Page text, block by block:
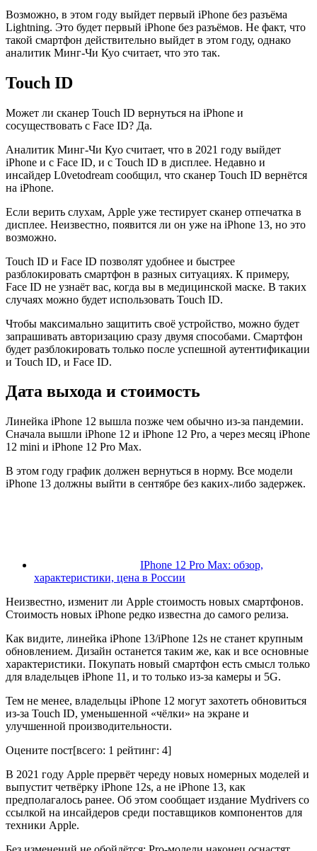
Возможно, в этом году выйдет первый iPhone без разъёма
Lightning. Это будет первый iPhone без разъёмов. Не факт, что
такой смартфон действительно выйдет в этом году, однако
аналитик Минг-Чи Куо считает, что это так.
Touch ID
Может ли сканер Touch ID вернуться на iPhone и
сосуществовать с Face ID? Да.
Аналитик Минг-Чи Куо считает, что в 2021 году выйдет
iPhone и с Face ID, и с Touch ID в дисплее. Недавно и
инсайдер L0vetodream сообщил, что сканер Touch ID вернётся
на iPhone.
Если верить слухам, Apple уже тестирует сканер отпечатка в
дисплее. Неизвестно, появится ли он уже на iPhone 13, но это
возможно.
Touch ID и Face ID позволят удобнее и быстрее
разблокировать смартфон в разных ситуациях. К примеру,
Face ID не узнаёт вас, когда вы в медицинской маске. В таких
случаях можно будет использовать Touch ID.
Чтобы максимально защитить своё устройство, можно будет
запрашивать авторизацию сразу двумя способами. Смартфон
будет разблокировать только после успешной аутентификации
и Touch ID, и Face ID.
Дата выхода и стоимость
Линейка iPhone 12 вышла позже чем обычно из-за пандемии.
Сначала вышли iPhone 12 и iPhone 12 Pro, а через месяц iPhone
12 mini и iPhone 12 Pro Max.
В этом году график должен вернуться в норму. Все модели
iPhone 13 должны выйти в сентябре без каких-либо задержек.
IPhone 12 Pro Max: обзор,
характеристики, цена в России
Неизвестно, изменит ли Apple стоимость новых смартфонов.
Стоимость новых iPhone редко известна до самого релиза.
Как видите, линейка iPhone 13/iPhone 12s не станет крупным
обновлением. Дизайн останется таким же, как и все основные
характеристики. Покупать новый смартфон есть смысл только
для владельцев iPhone 11, и то только из-за камеры и 5G.
Тем не менее, владельцы iPhone 12 могут захотеть обновиться
из-за Touch ID, уменьшенной «чёлки» на экране и
улучшенной производительности.
Оцените пост[всего: 1 рейтинг: 4]
В 2021 году Apple прервёт череду новых номерных моделей и
выпустит четвёрку iPhone 12s, а не iPhone 13, как
предполагалось ранее. Об этом сообщает издание Mydrivers со
ссылкой на инсайдеров среди поставщиков компонентов для
техники Apple.